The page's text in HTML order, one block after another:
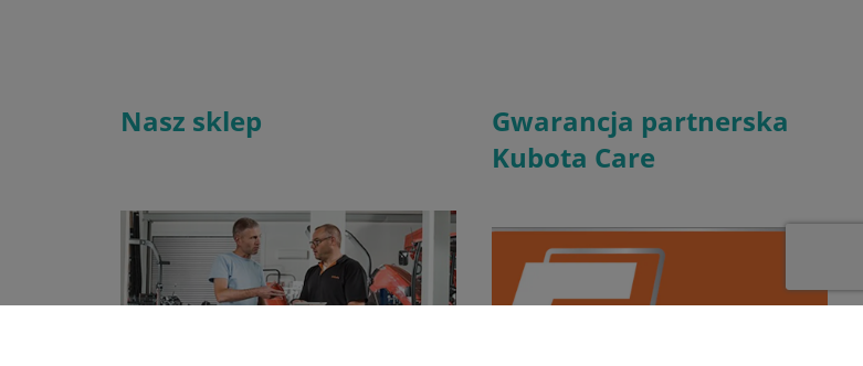
Nasz sklep
Gwarancja partnerska
Kubota Care